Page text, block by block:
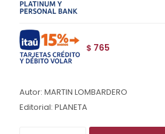
$ 765
Autor: MARTIN LOMBARDERO
Editorial: PLANETA